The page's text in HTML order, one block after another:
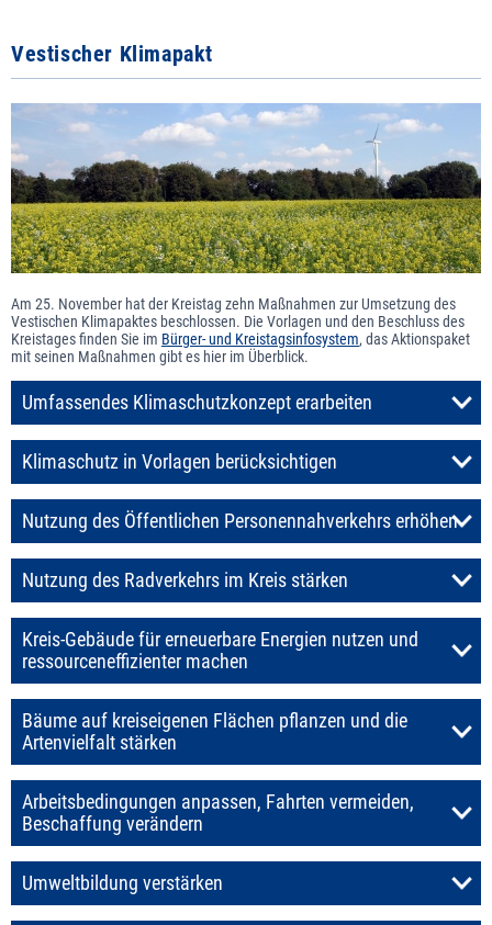
Vestischer Klimapakt
Am 25. November hat der Kreistag zehn Maßnahmen zur Umsetzung des
Vestischen Klimapaktes beschlossen. Die Vorlagen und den Beschluss des
Kreistages finden Sie im Bürger- und Kreistagsinfosystem, das Aktionspaket
mit seinen Maßnahmen gibt es hier im Überblick.
Umfassendes Klimaschutzkonzept erarbeiten
Klimaschutz in Vorlagen berücksichtigen
Nutzung des Öffentlichen Personennahverkehrs erhöhen
Nutzung des Radverkehrs im Kreis stärken
Kreis-Gebäude für erneuerbare Energien nutzen und
ressourceneffizienter machen
Bäume auf kreiseigenen Flächen pflanzen und die
Artenvielfalt stärken
Arbeitsbedingungen anpassen, Fahrten vermeiden,
Beschaffung verändern
Umweltbildung verstärken